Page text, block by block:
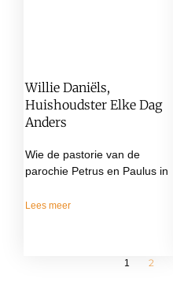
Willie Daniëls,
Huishoudster Elke Dag
Anders
Wie de pastorie van de
parochie Petrus en Paulus in
Lees meer
1
2